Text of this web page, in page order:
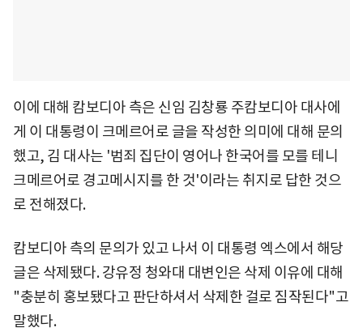
이에 대해 캄보디아 측은 신임 김창룡 주캄보디아 대사에
게 이 대통령이 크메르어로 글을 작성한 의미에 대해 문의
했고, 김 대사는 '범죄 집단이 영어나 한국어를 모를 테니
크메르어로 경고메시지를 한 것'이라는 취지로 답한 것으
로 전해졌다.
캄보디아 측의 문의가 있고 나서 이 대통령 엑스에서 해당
글은 삭제됐다. 강유정 청와대 대변인은 삭제 이유에 대해
"충분히 홍보됐다고 판단하셔서 삭제한 걸로 짐작된다"고
말했다.